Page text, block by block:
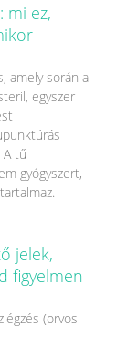
mi ez,
amely során a
egyszer
tű
gyógyszert,
jelek,
figyelmen
(orvosi